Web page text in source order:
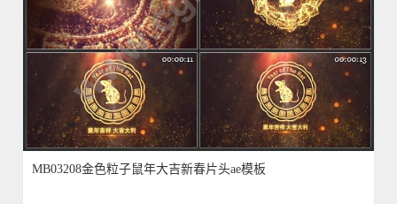
MB03208金色粒子鼠年大吉新春片头ae模板